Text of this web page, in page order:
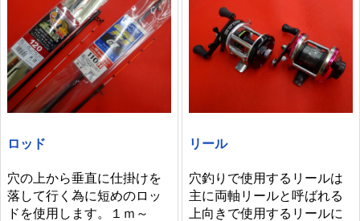
ロッド
穴の上から垂直に仕掛けを
落して行く為に短めのロッ
ドを使用します。１ｍ～
リール
穴釣りで使用するリールは
主に両軸リールと呼ばれる
上向きで使用するリールに